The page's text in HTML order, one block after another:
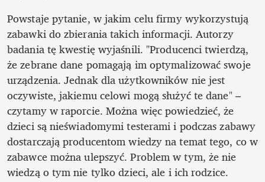
Powstaje pytanie, w jakim celu firmy wykorzystują
zabawki do zbierania takich informacji. Autorzy
badania tę kwestię wyjaśnili. "Producenci twierdzą,
że zebrane dane pomagają im optymalizować swoje
urządzenia. Jednak dla użytkowników nie jest
oczywiste, jakiemu celowi mogą służyć te dane" –
czytamy w raporcie. Można więc powiedzieć, że
dzieci są nieświadomymi testerami i podczas zabawy
dostarczają producentom wiedzy na temat tego, co w
zabawce można ulepszyć. Problem w tym, że nie
wiedzą o tym nie tylko dzieci, ale i ich rodzice.